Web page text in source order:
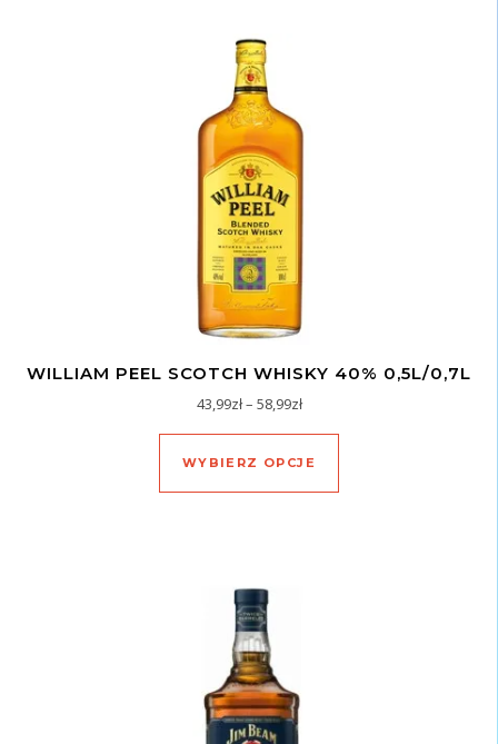
WILLIAM PEEL SCOTCH WHISKY 40% 0,5L/0,7L
43,99zł– 58,99złZakres cen: od 43,99zł do
WYBIERZ OPCJE
Ten produkt ma